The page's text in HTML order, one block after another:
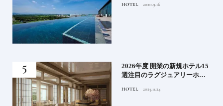
HOTEL 2020.9.16
2026年度 開業の新規ホテル15
選注目のラグジュアリーホテ
ィホテルまでご紹介【後編】
HOTEL 2025.11.24